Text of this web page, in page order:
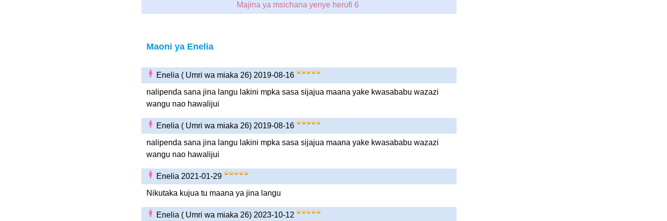
Majina ya msichana yenye herufi 6
Maoni ya Enelia
Enelia ( Umri wa miaka 26) 2019-08-16
nalipenda sana jina langu lakini mpka sasa sijajua maana yake kwasababu wazazi
wangu nao hawalijui
Enelia ( Umri wa miaka 26) 2019-08-16
nalipenda sana jina langu lakini mpka sasa sijajua maana yake kwasababu wazazi
wangu nao hawalijui
Enelia 2021-01-29
Nikutaka kujua tu maana ya jina langu
Enelia ( Umri wa miaka 26) 2023-10-12